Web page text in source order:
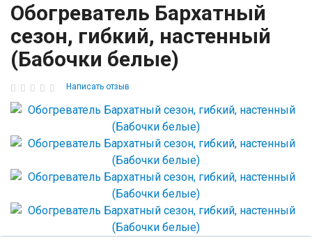
Обогреватель Бархатный
сезон, гибкий, настенный
(Бабочки белые)
Написать отзыв